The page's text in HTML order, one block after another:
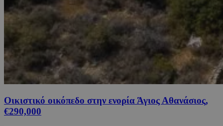
Οικιστικό οικόπεδο στην ενορία Άγιος Αθανάσιος,
€290,000